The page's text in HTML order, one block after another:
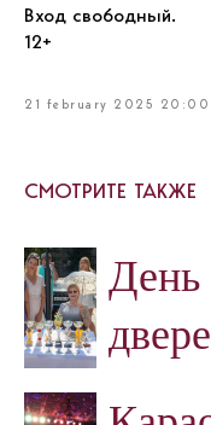
Вход свободный.
12+
21 february 2025 20:00
СМОТРИТЕ ТАКЖЕ
День